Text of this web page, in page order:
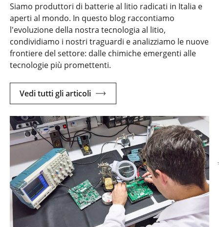
Siamo produttori di batterie al litio radicati in Italia e
aperti al mondo. In questo blog raccontiamo
l'evoluzione della nostra tecnologia al litio,
condividiamo i nostri traguardi e analizziamo le nuove
frontiere del settore: dalle chimiche emergenti alle
tecnologie più promettenti.
Vedi tutti gli articoli